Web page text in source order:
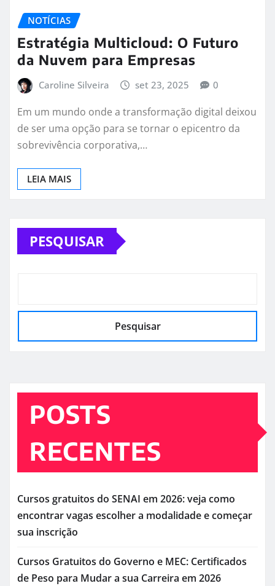
NOTÍCIAS
Estratégia Multicloud: O Futuro
da Nuvem para Empresas
Caroline Silveira set 23, 2025 0
Em um mundo onde a transformação digital deixou
de ser uma opção para se tornar o epicentro da
sobrevivência corporativa,…
LEIA MAIS
PESQUISAR
Pesquisar
POSTS
RECENTES
Cursos gratuitos do SENAI em 2026: veja como
encontrar vagas escolher a modalidade e começar
sua inscrição
Cursos Gratuitos do Governo e MEC: Certificados
de Peso para Mudar a sua Carreira em 2026